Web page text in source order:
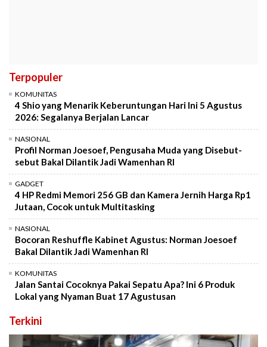
Terpopuler
KOMUNITAS
4 Shio yang Menarik Keberuntungan Hari Ini 5 Agustus
2026: Segalanya Berjalan Lancar
NASIONAL
Profil Norman Joesoef, Pengusaha Muda yang Disebut-
sebut Bakal Dilantik Jadi Wamenhan RI
GADGET
4 HP Redmi Memori 256 GB dan Kamera Jernih Harga Rp1
Jutaan, Cocok untuk Multitasking
NASIONAL
Bocoran Reshuffle Kabinet Agustus: Norman Joesoef
Bakal Dilantik Jadi Wamenhan RI
KOMUNITAS
Jalan Santai Cocoknya Pakai Sepatu Apa? Ini 6 Produk
Lokal yang Nyaman Buat 17 Agustusan
Terkini